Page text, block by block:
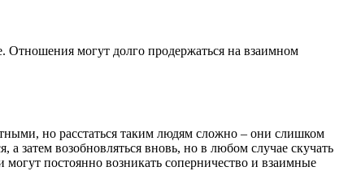
Отношения могут долго продержаться на взаимном
но расстаться таким людям сложно – они слишком
затем возобновляться вновь, но в любом случае скучать
постоянно возникать соперничество и взаимные